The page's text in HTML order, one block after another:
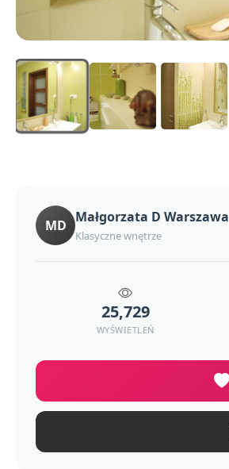
MD Małgorzata D Warszawa
Klasyczne wnętrze
25,729
WYŚWIETLEŃ